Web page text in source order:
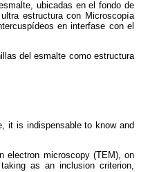
ubicadas en el fondo de
estructura con Microscopía
en interfase con el
del esmalte como estructura
it is indispensable to know and
electron microscopy (TEM), on
as an inclusion criterion,